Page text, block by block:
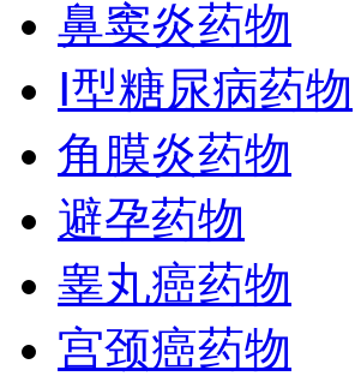
鼻窦炎药物
Ⅰ型糖尿病药物
角膜炎药物
避孕药物
睾丸癌药物
宫颈癌药物